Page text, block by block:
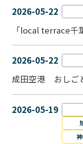
2026-05-22
「local terrace千
2026-05-22
成田空港 おしご
2026-05-19